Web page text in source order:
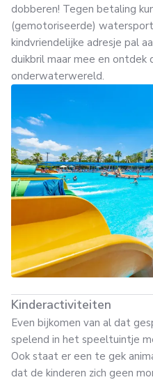
dobberen! Tegen betaling
(gemotoriseerde)
kindvriendelijke adresje pal
duikbril maar mee en ontdek
onderwaterwereld.
Kinderactiviteiten
Even bijkomen van al dat
spelend in het speeltuintje
Ook staat er een te gek
dat de kinderen zich geen